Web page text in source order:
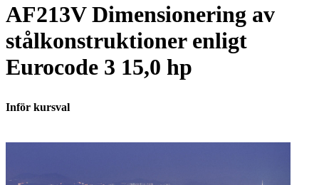
AF213V Dimensionering av
stålkonstruktioner enligt
Eurocode 3 15,0 hp
Inför kursval